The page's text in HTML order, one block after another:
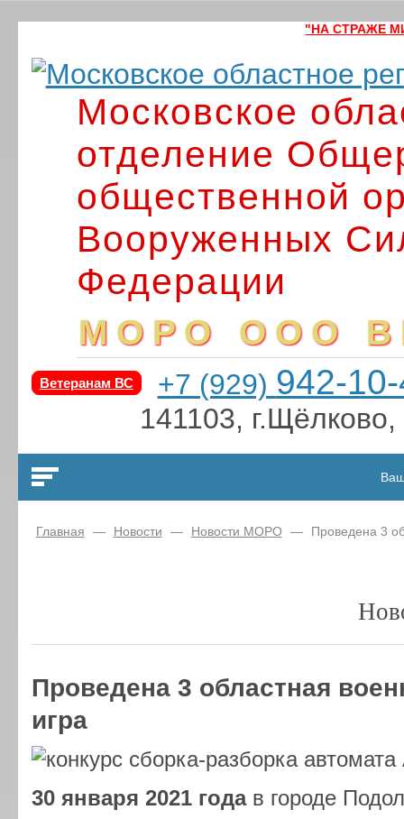
"НА СТРАЖЕ
Московское
отделение
общественной
Вооруженных
Федерации
МОРО ООО
Ветеранам ВС +7 (929) 942-
141103,
Главная — Новости — Новости МОРО — Проведена 3
Проведена 3 областная
игра
30 января 2021 годав городе